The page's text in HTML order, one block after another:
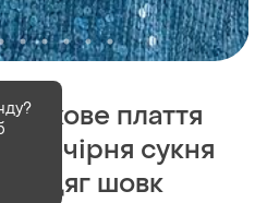
плаття
вечірня сукня
одяг шовк